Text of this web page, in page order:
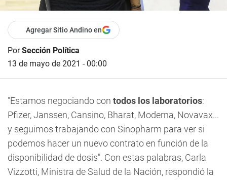
Agregar Sitio Andino en
PorSección Política
13 de mayo de 2021 - 00:00
"Estamos negociando con todos los laboratorios:
Pfizer, Janssen, Cansino, Bharat, Moderna, Novavax...
y seguimos trabajando con Sinopharm para ver si
podemos hacer un nuevo contrato en función de la
disponibilidad de dosis". Con estas palabras, Carla
Vizzotti, Ministra de Salud de la Nación, respondió la